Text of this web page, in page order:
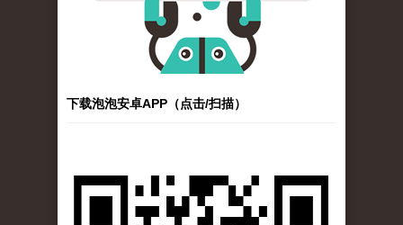
下载泡泡安卓APP（点击/扫描）